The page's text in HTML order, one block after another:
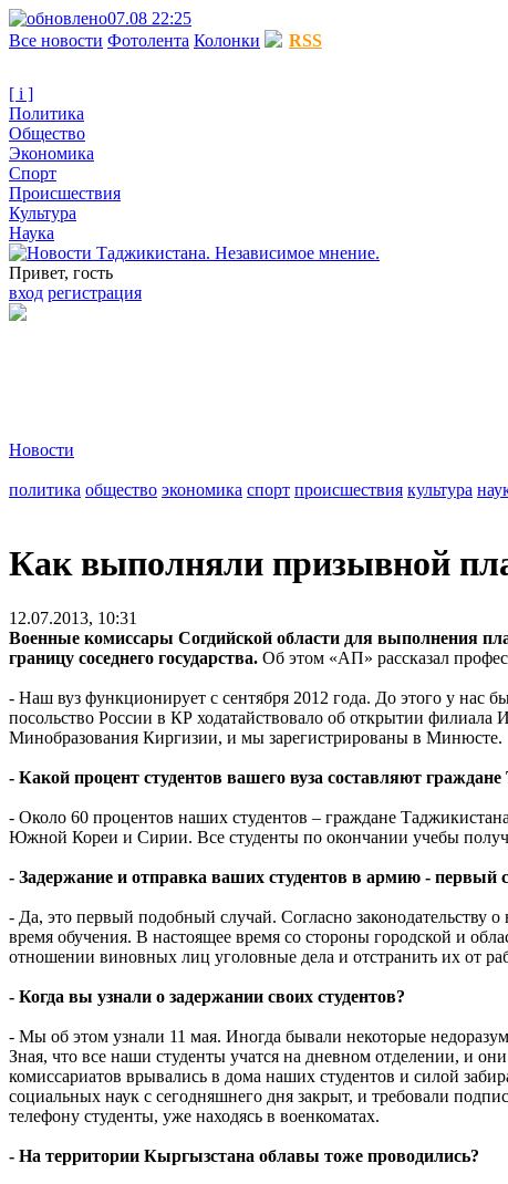
07.08 22:25
Все новости Фотолента Колонки RSS
[ i ]
Политика
Общество
Экономика
Спорт
Происшествия
Культура
Наука
Привет, гость
вход регистрация
Новости
политика общество экономика спорт происшествия культура
Как выполняли призывной
12.07.2013, 10:31
Военные комиссары Согдийской области для выполнения
границу соседнего государства. Об этом «АП» рассказал
- Наш вуз функционирует с сентября 2012 года. До этого у нас
посольство России в КР ходатайствовало об открытии
Минобразования Киргизии, и мы зарегистрированы в Минюсте.
- Какой процент студентов вашего вуза составляют
- Около 60 процентов наших студентов – граждане
Южной Кореи и Сирии. Все студенты по окончании учебы
- Задержание и отправка ваших студентов в армию - первый
- Да, это первый подобный случай. Согласно законодательству
время обучения. В настоящее время со стороны городской и
отношении виновных лиц уголовные дела и отстранить их от
- Когда вы узнали о задержании своих студентов?
- Мы об этом узнали 11 мая. Иногда бывали некоторые
Зная, что все наши студенты учатся на дневном отделении, и
комиссариатов врывались в дома наших студентов и силой
социальных наук с сегодняшнего дня закрыт, и требовали
телефону студенты, уже находясь в военкоматах.
- На территории Кыргызстана облавы тоже проводились?